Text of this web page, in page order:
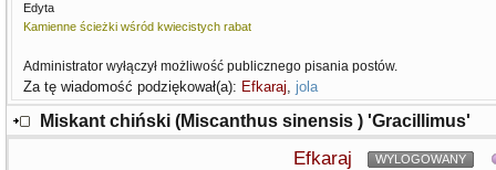
Edyta
Kamienne ścieżki wśród kwiecistych rabat
Administrator wyłączył możliwość publicznego pisania postów.
Za tę wiadomość podziękował(a): Efkaraj, jola
Miskant chiński (Miscanthus sinensis ) 'Gracillimus'
Efkaraj WYLOGOWANY